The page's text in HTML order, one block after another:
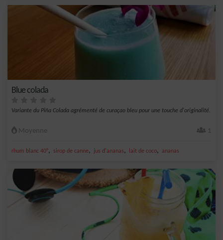
Blue colada
Variante du Piña Colada agrémenté de curaçao bleu pour une touche d'originalité.
Moyenne 1
rhum blanc 40°, sirop de canne, jus d'ananas, lait de coco, ananas